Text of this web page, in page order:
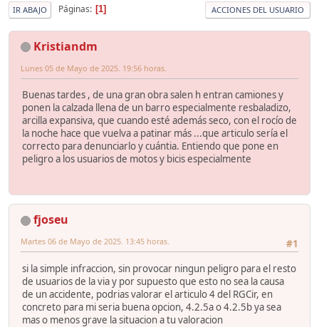
IR ABAJO Páginas 1 ACCIONES DEL USUARIO
Kristiandm
Lunes 05 de Mayo de 2025. 19:56 horas.
Buenas tardes , de una gran obra salen h entran camiones y
ponen la calzada llena de un barro especialmente resbaladizo,
arcilla expansiva, que cuando esté además seco, con el rocío de
la noche hace que vuelva a patinar más ...que articulo sería el
correcto para denunciarlo y cuántia. Entiendo que pone en
peligro a los usuarios de motos y bicis especialmente
fjoseu
#1
Martes 06 de Mayo de 2025. 13:45 horas.
si la simple infraccion, sin provocar ningun peligro para el resto
de usuarios de la via y por supuesto que esto no sea la causa
de un accidente, podrias valorar el articulo 4 del RGCir, en
concreto para mi seria buena opcion, 4.2.5a o 4.2.5b ya sea
mas o menos grave la situacion a tu valoracion